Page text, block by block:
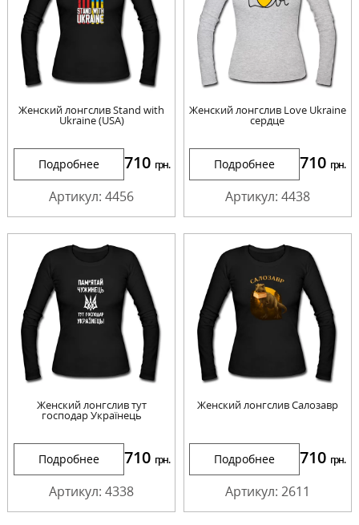
Женский лонгслив Stand with
Ukraine (USA)
Подробнее 710 грн.
Артикул: 4456
Женский лонгслив Love Ukraine
сердце
Подробнее 710 грн.
Артикул: 4438
Женский лонгслив тут
господар Українець
Подробнее 710 грн.
Артикул: 4338
Женский лонгслив Салозавр
Подробнее 710 грн.
Артикул: 2611